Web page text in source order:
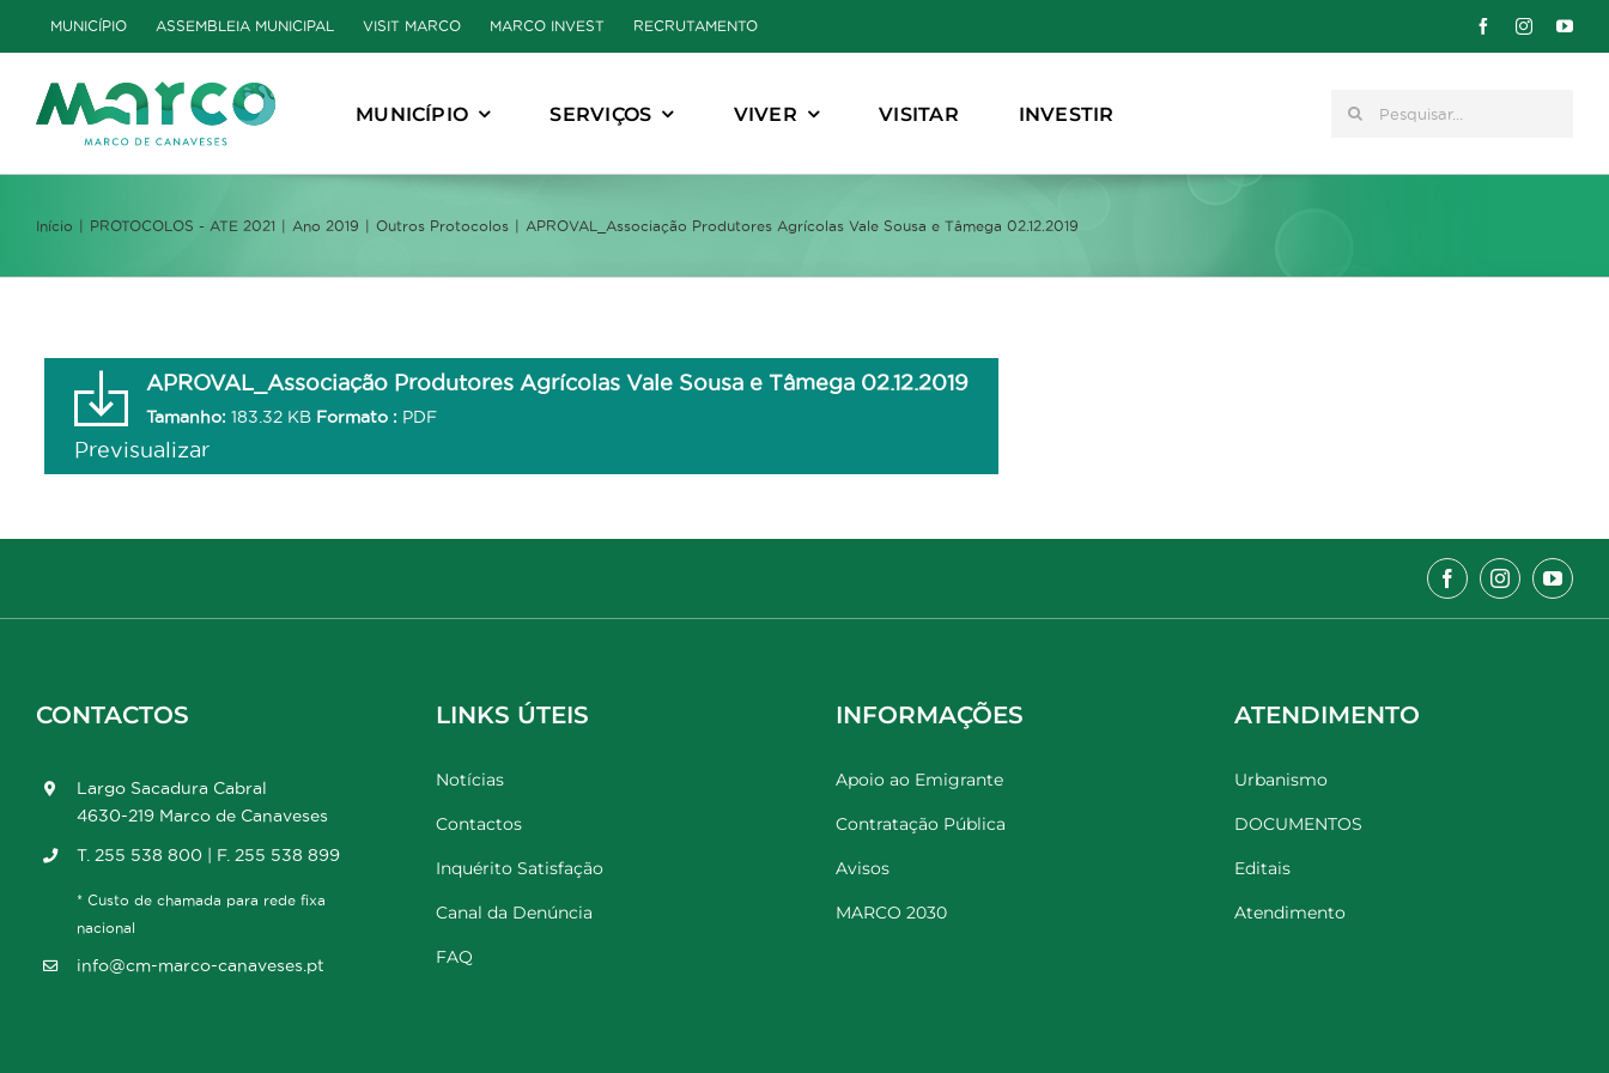
to
content
MUNICÍPIO ASSEMBLEIA MUNICIPAL VISIT MARCO MARCO INVEST RECRUTAMENTO
MUNICÍPIO SERVIÇOS VIVER VISITAR INVESTIR Pesquisar
Início PROTOCOLOS - ATE 2021 Ano 2019 Outros Protocolos APROVAL_Associação Produtores Agrícolas Vale Sousa e Tâmega 02.12.2019
APROVAL_Associação Produtores Agrícolas Vale Sousa e Tâmega 02.12.2019
Tamanho: 183.32 KB Formato : PDF
Previsualizar
CONTACTOS
Largo Sacadura Cabral
4630-219 Marco de Canaveses
T. 255 538 800 | F. 255 538 899
* Custo de chamada para rede fixa
nacional
info@cm-marco-canaveses.pt
LINKS ÚTEIS
Notícias
Contactos
Inquérito Satisfação
Canal da Denúncia
FAQ
INFORMAÇÕES
Apoio ao Emigrante
Contratação Pública
Avisos
MARCO 2030
ATENDIMENTO
Urbanismo
DOCUMENTOS
Editais
Atendimento